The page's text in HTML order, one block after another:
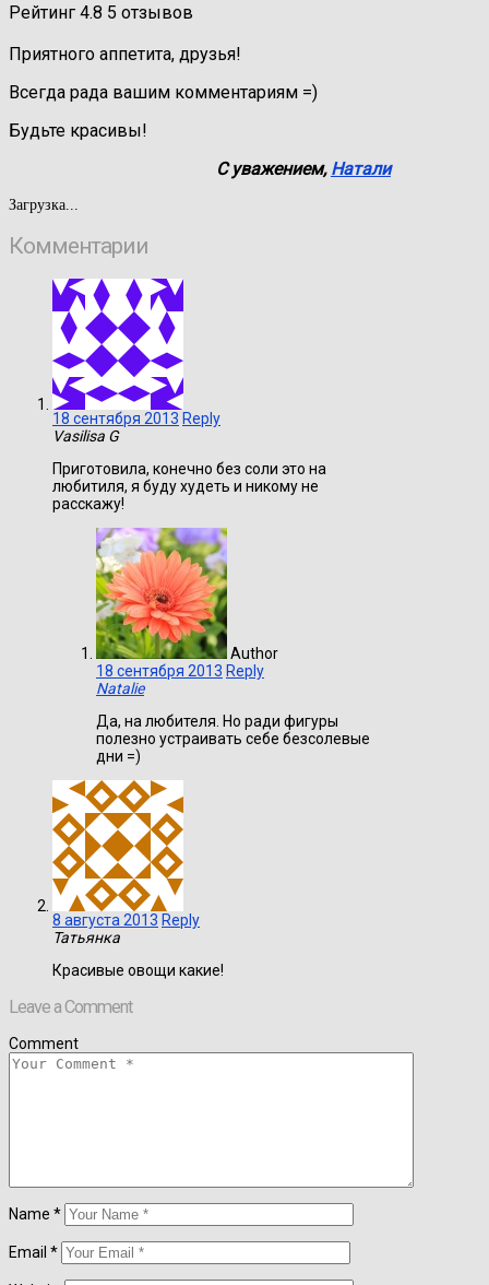
Рейтинг 4.8 5 отзывов
Приятного аппетита, друзья!
Всегда рада вашим комментариям =)
Будьте красивы!
С уважением, Натали
Загрузка...
Комментарии
18 сентября 2013 Reply
Vasilisa G
Приготовила, конечно без соли это на
любитиля, я буду худеть и никому не
расскажу!
Author
18 сентября 2013 Reply
Natalie
Да, на любителя. Но ради фигуры
полезно устраивать себе безсолевые
дни =)
8 августа 2013 Reply
Татьянка
Красивые овощи какие!
Leave a Comment
Comment
Name *
Email *